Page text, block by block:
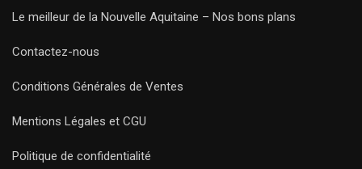
Le meilleur de la Nouvelle Aquitaine – Nos bons plans
Contactez-nous
Conditions Générales de Ventes
Mentions Légales et CGU
Politique de confidentialité